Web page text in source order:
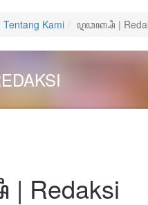
Kami ꦉꦣꦏ꧀ꦱꦶ |